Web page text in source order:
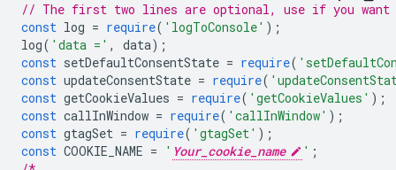
// The first two lines are optional, use if you want
const log = require( 'logToConsole' );
log( 'data =' , data);
const setDefaultConsentState = require(
const updateConsentState = require(
const getCookieValues = require( 'getCookieValues' );
const callInWindow = require( 'callInWindow' );
const gtagSet = require( 'gtagSet' );
const COOKIE_NAME = ' Your_cookie_name ' ;